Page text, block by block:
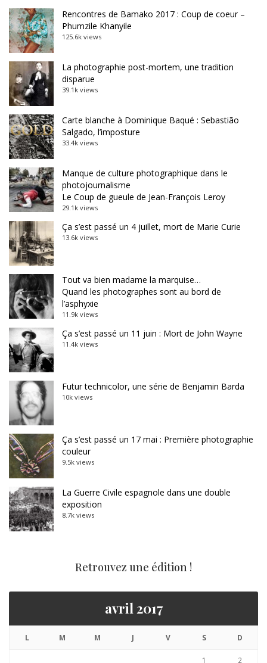
Rencontres de Bamako 2017 : Coup de coeur –
Phumzile Khanyile
125.6k views
La photographie post-mortem, une tradition
disparue
39.1k views
Carte blanche à Dominique Baqué : Sebastião
Salgado, l’imposture
33.4k views
Manque de culture photographique dans le
photojournalisme
Le Coup de gueule de Jean-François Leroy
29.1k views
Ça s’est passé un 4 juillet, mort de Marie Curie
13.6k views
Tout va bien madame la marquise…
Quand les photographes sont au bord de
l’asphyxie
11.9k views
Ça s’est passé un 11 juin : Mort de John Wayne
11.4k views
Futur technicolor, une série de Benjamin Barda
10k views
Ça s’est passé un 17 mai : Première photographie
couleur
9.5k views
La Guerre Civile espagnole dans une double
exposition
8.7k views
Retrouvez une édition !
avril 2017
L M M J V S D
1 2